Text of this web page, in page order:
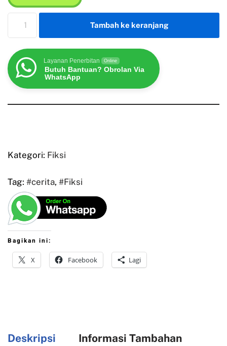
Tambah ke keranjang
Layanan Penerbitan Online
Butuh Bantuan? Obrolan Via
WhatsApp
Kategori: Fiksi
Tag: #cerita, #Fiksi
Bagikan ini:
X Facebook Lagi
Deskripsi Informasi Tambahan